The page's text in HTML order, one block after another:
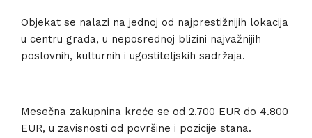
Objekat se nalazi na jednoj od najprestižnijih lokacija
u centru grada, u neposrednoj blizini najvažnijih
poslovnih, kulturnih i ugostiteljskih sadržaja.
Mesečna zakupnina kreće se od 2.700 EUR do 4.800
EUR, u zavisnosti od površine i pozicije stana.